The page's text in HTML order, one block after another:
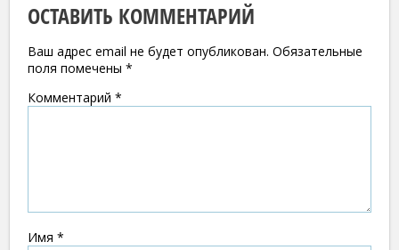
ОСТАВИТЬ КОММЕНТАРИЙ
Ваш адрес email не будет опубликован. Обязательные
поля помечены *
Комментарий *
Имя *